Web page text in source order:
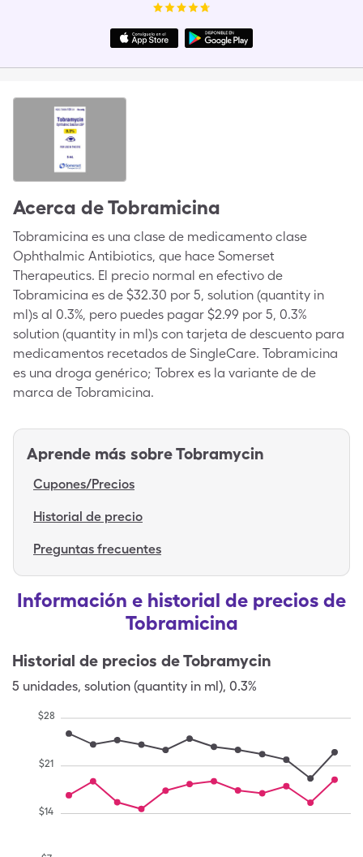
Acerca deTobramicina
Tobramicina es una clase de medicamento clase
Ophthalmic Antibiotics, que hace Somerset
Therapeutics. El precio normal en efectivo de
Tobramicina es de $32.30 por 5, solution (quantity in
ml)s al 0.3%, pero puedes pagar $2.99 por 5, 0.3%
solution (quantity in ml)s con tarjeta de descuento para
medicamentos recetados de SingleCare. Tobramicina
es una droga genérico; Tobrex es la variante de de
marca de Tobramicina.
Aprende más sobreTobramycin
Cupones/Precios
Historial de precio
Preguntas frecuentes
Información e historial de precios de
Tobramicina
Historial de precios deTobramycin
5 unidades, solution (quantity in ml), 0.3%
$14
$21
$28